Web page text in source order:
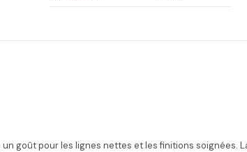
goût pour les lignes nettes et les finitions soignées.